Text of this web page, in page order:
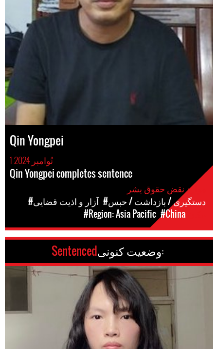
Qin Yongpei
1 نُوامبر 2024
Qin Yongpei completes sentence
#آزار و اذیت قضایی
#دستگیری / بازداشت / حبس
#Region: Asia Pacific #China
وضعیت کنونی: Sentenced